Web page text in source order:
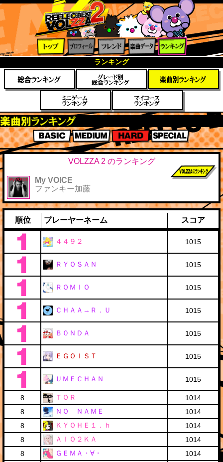
ィール
フレン
ド
楽曲デ
ータ
ング
ランキング
楽曲別スコアランキング
BASIC MEDIUM HARD SPECIAL
VOLZZA 2 のランキング
My VOICE
ファンキー加藤
順位 プレーヤーネーム スコア
４４９２ 1015
ＲＹＯＳＡＮ 1015
ＲＯＭＩＯ 1015
ＣＨＡＡ→Ｒ．Ｕ 1015
Ｂ０ＮＤＡ 1015
ＥＧＯＩＳＴ 1015
ＵＭＥＣＨＡＮ 1015
8 ＴＯＲ
1014
8
ＮＯ ＮＡＭＥ
1014
8
ＫＹＯＨＥ１．ｈ
1014
8
ＡＩＯ２ＫＡ
1014
8
ＧＥＭＡ・∀・
1014